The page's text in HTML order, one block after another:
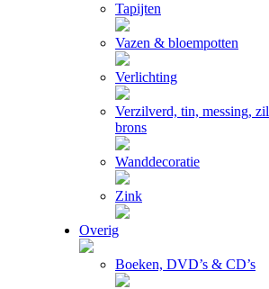
Tapijten
Vazen & bloempotten
Verlichting
Verzilverd, tin, messing,
brons
Wanddecoratie
Zink
Overig
Boeken, DVD’s & CD’s